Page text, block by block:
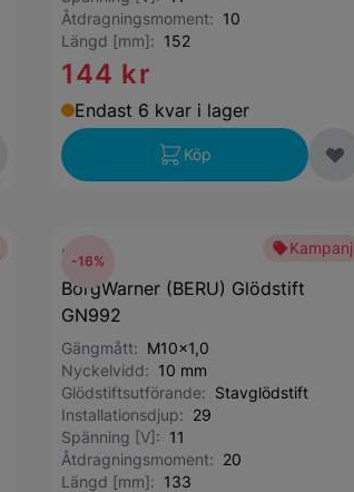
Åtdragningsmoment: 10
Längd [mm]: 152
144 kr
Endast 6 kvar i lager
Köp
Kampanj
BERU
BorgWarner (BERU) Glödstift
GN992
Gängmått: M10x1,0
Nyckelvidd: 10 mm
Glödstiftsutförande: Stavglödstift
Installationsdjup: 29
Spänning [V]: 11
Åtdragningsmoment: 20
Längd [mm]: 133
-16%